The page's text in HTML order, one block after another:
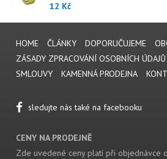
12 Kč
HOME ČLÁNKY DOPORUČUJEME
ZÁSADY ZPRACOVÁNÍ OSOBNÍCH ÚDAJŮ
SMLOUVY
KAMENNÁ PRODEJNA
sledujte nás také na facebooku
CENY NA PRODEJNĚ
Zde uvedené ceny platí při objednávce